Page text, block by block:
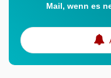
Mail, wenn es